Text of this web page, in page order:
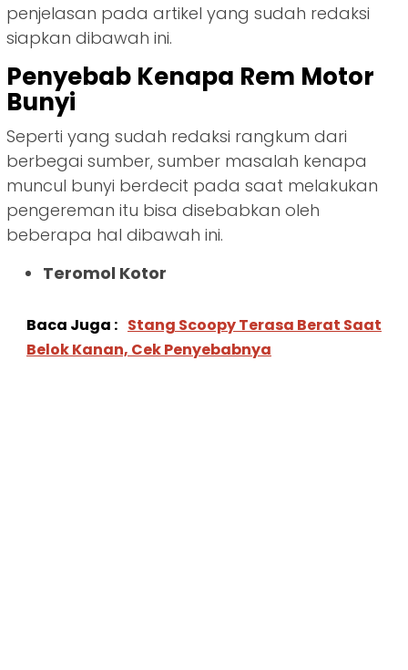
penjelasan pada artikel yang sudah redaksi
siapkan dibawah ini.
Penyebab Kenapa Rem Motor
Bunyi
Seperti yang sudah redaksi rangkum dari
berbegai sumber, sumber masalah kenapa
muncul bunyi berdecit pada saat melakukan
pengereman itu bisa disebabkan oleh
beberapa hal dibawah ini.
Teromol Kotor
Baca Juga : Stang Scoopy Terasa Berat Saat
Belok Kanan, Cek Penyebabnya